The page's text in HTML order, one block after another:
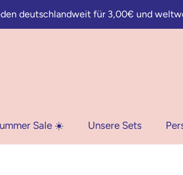
deutschlandweit für 3,00€ und
Sale ☀️ Unsere Sets